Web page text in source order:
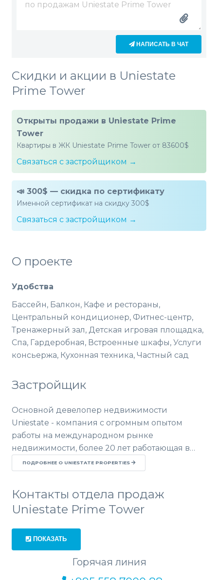
НАПИСАТЬ В ЧАТ
Скидки и акции в Uniestate
Prime Tower
Открыты продажи в Uniestate Prime
Tower
Квартиры в ЖК Uniestate Prime Tower от 83600$
Связаться с застройщиком →
📣 300$ — скидка по сертификату
Именной сертификат на скидку 300$
Связаться с застройщиком →
О проекте
Удобства
Бассейн, Балкон, Кафе и рестораны,
Центральный кондиционер, Фитнес-центр,
Тренажерный зал, Детская игровая площадка,
Спа, Гардеробная, Встроенные шкафы, Услуги
консьержа, Кухонная техника, Частный сад
Застройщик
Основной девелопер недвижимости
Uniestate - компания с огромным опытом
работы на международном рынке
недвижимости, более 20 лет работающая в…
ПОДРОБНЕЕ О UNIESTATE PROPERTIES
Контакты отдела продаж
Uniestate Prime Tower
ПОКАЗАТЬ
Горячая линия